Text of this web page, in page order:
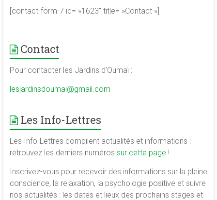
de
et
de
développement
la
association
<b/>sophrologie,
méditation
et
des
ressources
[contact-form-7 id= »1623″ title= »Contact »]
Contact
Pour contacter les Jardins d’Oumaï :
lesjardinsdoumai@gmail.com
Les Info-Lettres
Les Info-Lettres compilent actualités et informations :
retrouvez les derniers numéros sur cette page !
Inscrivez-vous pour recevoir des informations sur la pleine
conscience, la relaxation, la psychologie positive et suivre
nos actualités : les dates et lieux des prochains stages et